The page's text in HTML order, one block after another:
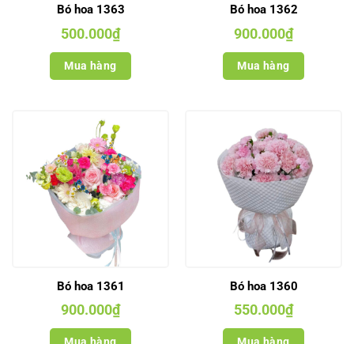
Bó hoa 1363
500.000₫
Mua hàng
Bó hoa 1362
900.000₫
Mua hàng
Bó hoa 1361
900.000₫
Bó hoa 1360
550.000₫